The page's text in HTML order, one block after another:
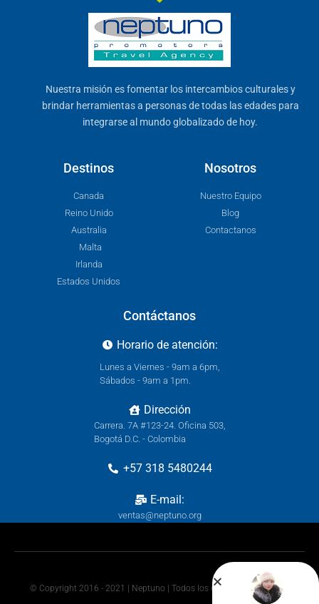
Nuestra misión es fomentar los intercambios culturales y
brindar herramientas a personas de todas las edades para
integrarse al mundo globalizado de hoy.
Destinos
Canada
Reino Unido
Australia
Malta
Irlanda
Estados Unidos
Nosotros
Nuestro Equipo
Blog
Contactanos
Contáctanos
Horario de atención:
Lunes a Viernes - 9am a 6pm,
Sábados - 9am a 1pm.
Dirección
Carrera. 7A #123-24. Oficina 503,
Bogotá D.C. - Colombia
+57 318 5480244
E-mail:
ventas@neptuno.org
© Copyright 2016 - 2021 | Neptuno | Todos los derechos reservados